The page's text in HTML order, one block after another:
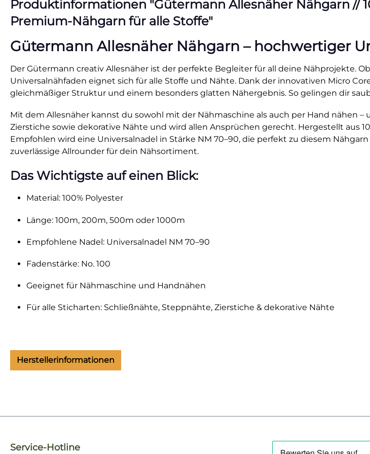
Produktinformationen "Gütermann Allesnäher Nähgarn //
Premium-Nähgarn für alle Stoffe"
Gütermann Allesnäher Nähgarn – hochwertiger
Der Gütermann creativ Allesnäher ist der perfekte Begleiter für all deine Nähprojekte.
Universalnähfaden eignet sich für alle Stoffe und Nähte. Dank der innovativen Micro
gleichmäßiger Struktur und einem besonders glatten Nähergebnis. So gelingen dir
Mit dem Allesnäher kannst du sowohl mit der Nähmaschine als auch per Hand nähen
Zierstiche sowie dekorative Nähte und wird allen Ansprüchen gerecht. Hergestellt aus
Empfohlen wird eine Universalnadel in Stärke NM 70–90, die perfekt zu diesem
zuverlässige Allrounder für dein Nähsortiment.
Das Wichtigste auf einen Blick:
Material: 100% Polyester
Länge: 100m, 200m, 500m oder 1000m
Empfohlene Nadel: Universalnadel NM 70–90
Fadenstärke: No. 100
Geeignet für Nähmaschine und Handnähen
Für alle Sticharten: Schließnähte, Steppnähte, Zierstiche & dekorative Nähte
Herstellerinformationen
Service-Hotline